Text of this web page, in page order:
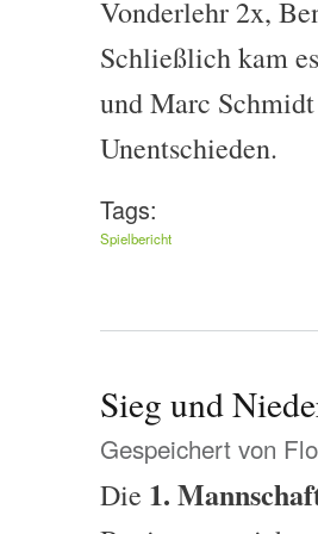
Vonderlehr 2x,
Schließlich kam
und Marc
Unentschieden.
Tags:
Spielbericht
Sieg und
Gespeichert von Flo
Die 1.